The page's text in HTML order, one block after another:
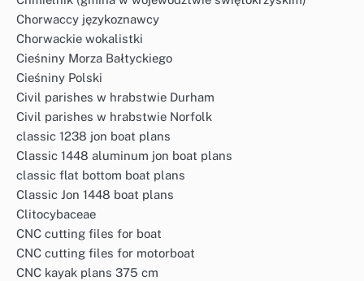
Chorwaccy językoznawcy
Chorwackie wokalistki
Cieśniny Morza Bałtyckiego
Cieśniny Polski
Civil parishes w hrabstwie Durham
Civil parishes w hrabstwie Norfolk
classic 1238 jon boat plans
Classic 1448 aluminum jon boat plans
classic flat bottom boat plans
Classic Jon 1448 boat plans
Clitocybaceae
CNC cutting files for boat
CNC cutting files for motorboat
CNC kayak plans 375 cm